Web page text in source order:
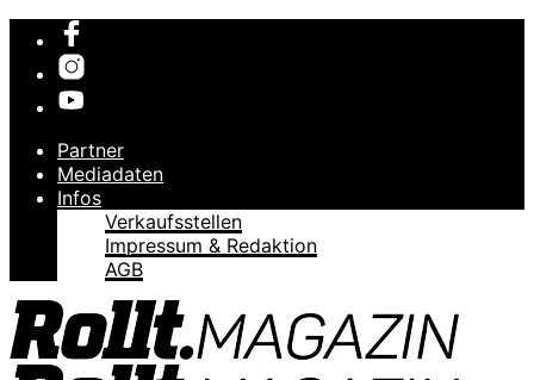
Partner
Mediadaten
Infos
Verkaufsstellen
Impressum & Redaktion
AGB